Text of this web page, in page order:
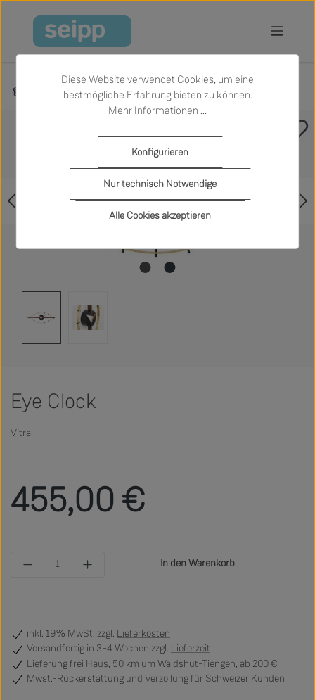
Zum Hauptinhalt springen
Produkte Accessoires Uhren
Eye Clock
Vitra
455,00 €
Produkt Anzahl: Gib den gewünschten Wert
In den Warenkorb
inkl. 19% MwSt. zzgl. Lieferkosten
Versandfertig in 3–4 Wochen zzgl. Lieferzeit
Lieferung frei Haus, 50 km um Waldshut-Tiengen, ab 200 €
Mwst.-Rückerstattung und Verzollung für Schweizer Kunden
Diese Website verwendet Cookies, um eine
bestmögliche Erfahrung bieten zu können.
Mehr Informationen ...
Nur technisch Notwendige
Konfigurieren
Alle Cookies akzeptieren